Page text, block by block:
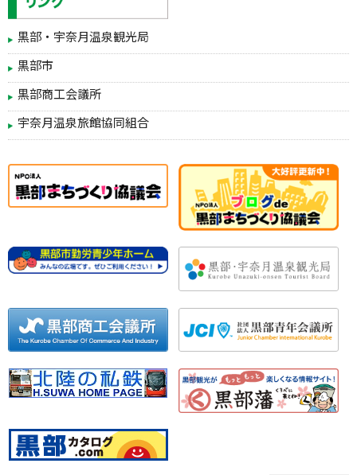
黒部・宇奈月温泉観光局
黒部市
黒部商工会議所
宇奈月温泉旅館協同組合